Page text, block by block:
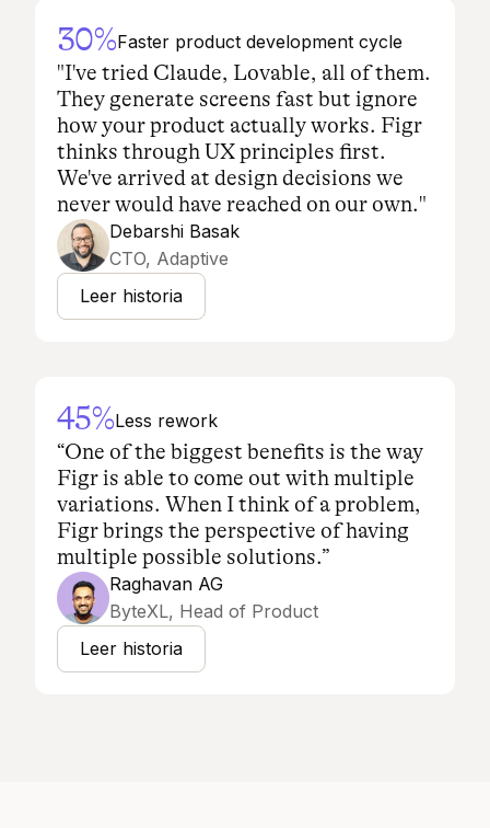
30%Faster product development cycle
"I've tried Claude, Lovable, all of them.
They generate screens fast but ignore
how your product actually works. Figr
thinks through UX principles first.
We've arrived at design decisions we
never would have reached on our own."
Debarshi Basak
CTO, Adaptive
Leer historia
45%Less rework
“One of the biggest benefits is the way
Figr is able to come out with multiple
variations. When I think of a problem,
Figr brings the perspective of having
multiple possible solutions.”
Raghavan AG
ByteXL, Head of Product
Leer historia